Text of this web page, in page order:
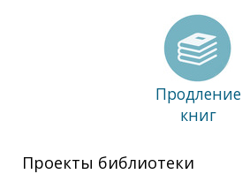
Продление
книг
Проекты библиотеки